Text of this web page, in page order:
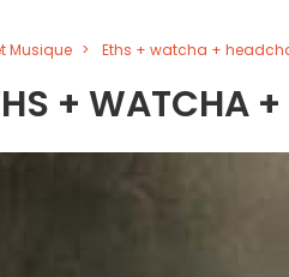
Musique Eths + watcha +
+ WATCHA